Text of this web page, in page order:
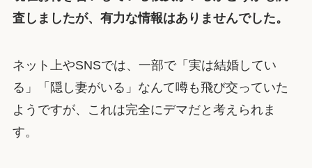
査しましたが、有力な情報はありませんでした。
ネット上やSNSでは、一部で「実は結婚してい
る」「隠し妻がいる」なんて噂も飛び交っていた
ようですが、これは完全にデマだと考えられま
す。